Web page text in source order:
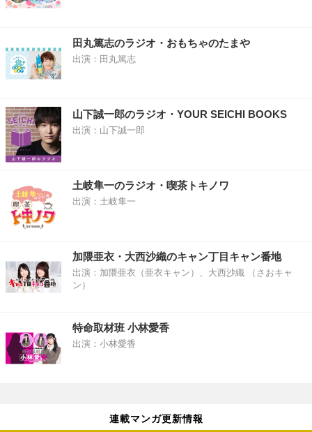
田丸篤志のラジオ・おもちゃのたまや
出演：田丸篤志
山下誠一郎のラジオ・YOUR SEICHI BOOKS
出演：山下誠一郎
土岐隼一のラジオ・喫茶トキノワ
出演：土岐隼一
加隈亜衣・大西沙織のキャン丁目キャン番地
出演：加隈亜衣（亜衣キャン）、大西沙織 （さおキャ
ン）
特命取材班 小林愛香
出演：小林愛香
連載マンガ更新情報